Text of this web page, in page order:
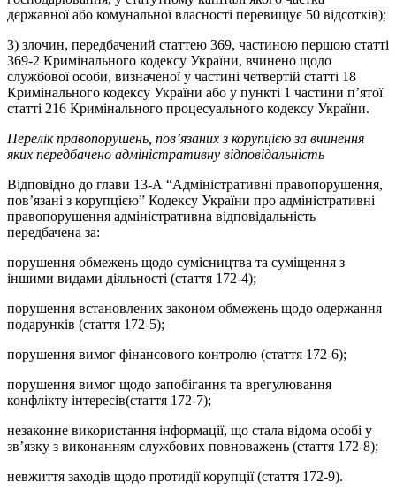
державної або комунальної власності перевищує 50 відсотків);
3) злочин, передбачений статтею 369, частиною першою статті
369-2 Кримінального кодексу України, вчинено щодо
службової особи, визначеної у частині четвертій статті 18
Кримінального кодексу України або у пункті 1 частини п’ятої
статті 216 Кримінального процесуального кодексу України.
Перелік правопорушень, пов’язаних з корупцією за вчинення
яких передбачено адміністративну відповідальність
Відповідно до глави 13-А “Адміністративні правопорушення,
пов’язані з корупцією” Кодексу України про адміністративні
правопорушення адміністративна відповідальність
передбачена за:
порушення обмежень щодо сумісництва та суміщення з
іншими видами діяльності (стаття 172-4);
порушення встановлених законом обмежень щодо одержання
подарунків (стаття 172-5);
порушення вимог фінансового контролю (стаття 172-6);
порушення вимог щодо запобігання та врегулювання
конфлікту інтересів(стаття 172-7);
незаконне використання інформації, що стала відома особі у
зв’язку з виконанням службових повноважень (стаття 172-8);
невжиття заходів щодо протидії корупції (стаття 172-9).